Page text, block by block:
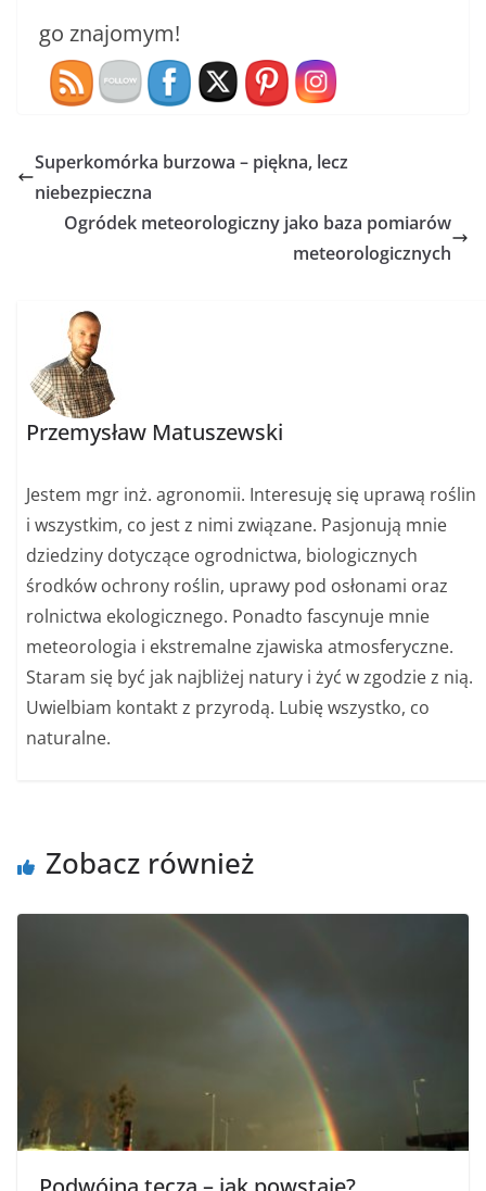
go znajomym!
Superkomórka burzowa – piękna, lecz
niebezpieczna
Ogródek meteorologiczny jako baza pomiarów
meteorologicznych
Przemysław Matuszewski
Jestem mgr inż. agronomii. Interesuję się uprawą roślin
i wszystkim, co jest z nimi związane. Pasjonują mnie
dziedziny dotyczące ogrodnictwa, biologicznych
środków ochrony roślin, uprawy pod osłonami oraz
rolnictwa ekologicznego. Ponadto fascynuje mnie
meteorologia i ekstremalne zjawiska atmosferyczne.
Staram się być jak najbliżej natury i żyć w zgodzie z nią.
Uwielbiam kontakt z przyrodą. Lubię wszystko, co
naturalne.
Zobacz również